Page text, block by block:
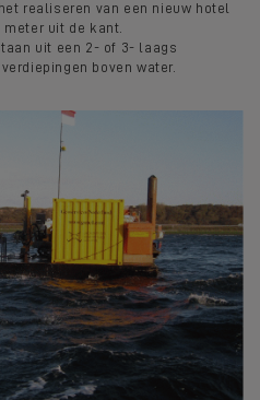
realiseren van een nieuw hotel
meter uit de kant.
uit een 2- of 3- laags
boven water.